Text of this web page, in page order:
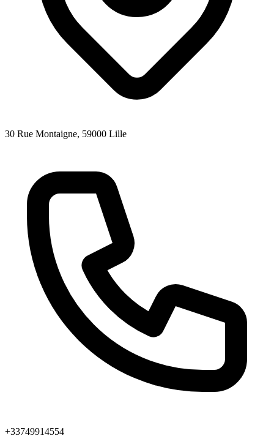
30 Rue Montaigne, 59000 Lille
+33749914554